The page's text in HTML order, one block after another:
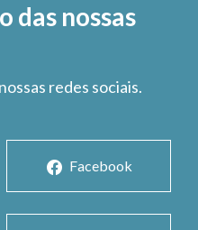
das nossas
redes sociais.
Facebook